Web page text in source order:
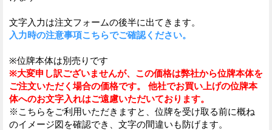
文字入力は注文フォームの後半に出てきます。
入力時の注意事項こちらでご確認ください。
※位牌本体は別売りです
※大変申し訳ございませんが、この価格は弊社から位牌本体を
ご注文いただく場合の価格です。 他社でお買い上げの位牌本
体へのお文字入れはご遠慮いただいております。
※こちらをご利用いただきますと、位牌を受け取る前に概ね
のイメージ図を確認でき、文字の間違いも防げます。